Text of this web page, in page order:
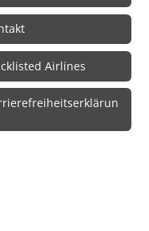
Airlines